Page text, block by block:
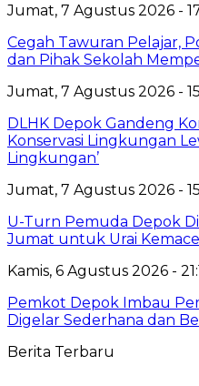
Jumat, 7 Agustus 2026 -
Cegah Tawuran Pelajar,
dan Pihak Sekolah
Jumat, 7 Agustus 2026 -
DLHK Depok Gandeng
Konservasi Lingkungan
Lingkungan’
Jumat, 7 Agustus 2026 -
U-Turn Pemuda Depok
Jumat untuk Urai
Kamis, 6 Agustus 2026 -
Pemkot Depok Imbau
Digelar Sederhana dan
Berita Terbaru